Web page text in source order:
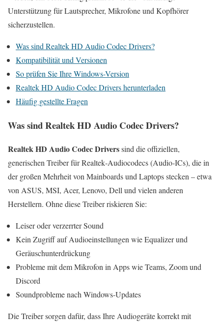
Unterstützung für Lautsprecher, Mikrofone und Kopfhörer
sicherzustellen.
Was sind Realtek HD Audio Codec Drivers?
Kompatibilität und Versionen
So prüfen Sie Ihre Windows-Version
Realtek HD Audio Codec Drivers herunterladen
Häufig gestellte Fragen
Was sind Realtek HD Audio Codec Drivers?
Realtek HD Audio Codec Driverssind die offiziellen,
generischen Treiber für Realtek‑Audiocodecs (Audio‑ICs), die in
der großen Mehrheit von Mainboards und Laptops stecken – etwa
von ASUS, MSI, Acer, Lenovo, Dell und vielen anderen
Herstellern. Ohne diese Treiber riskieren Sie:
Leiser oder verzerrter Sound
Kein Zugriff auf Audioeinstellungen wie Equalizer und
Geräuschunterdrückung
Probleme mit dem Mikrofon in Apps wie Teams, Zoom und
Discord
Soundprobleme nach Windows-Updates
Die Treiber sorgen dafür, dass Ihre Audiogeräte korrekt mit